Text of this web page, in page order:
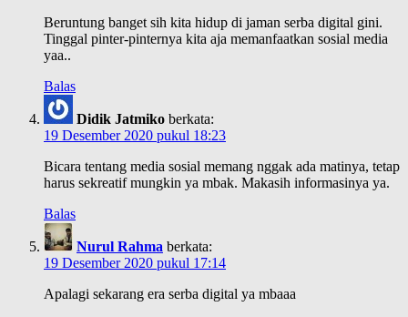
Beruntung banget sih kita hidup di jaman serba digital gini.
Tinggal pinter-pinternya kita aja memanfaatkan sosial media
yaa..
Balas
Didik Jatmiko berkata:
19 Desember 2020 pukul 18:23
Bicara tentang media sosial memang nggak ada matinya, tetap
harus sekreatif mungkin ya mbak. Makasih informasinya ya.
Balas
Nurul Rahma berkata:
19 Desember 2020 pukul 17:14
Apalagi sekarang era serba digital ya mbaaa